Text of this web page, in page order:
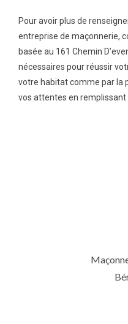
Pour avoir plus de
entreprise de maçonnerie,
basée au 161 Chemin
nécessaires pour réussir
votre habitat comme par la
vos attentes en remplissant